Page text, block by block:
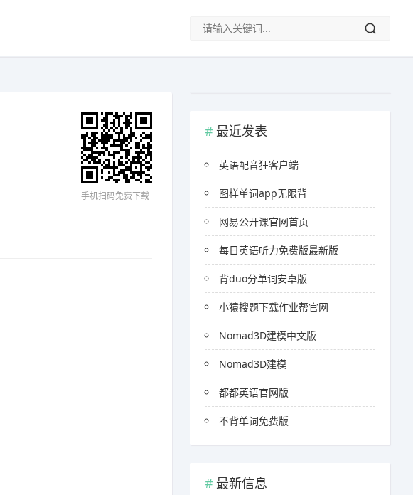
手机扫码免费下载
最近发表
英语配音狂客户端
图样单词app无限背
网易公开课官网首页
每日英语听力免费版最新版
背duo分单词安卓版
小猿搜题下载作业帮官网
Nomad3D建模中文版
Nomad3D建模
都都英语官网版
不背单词免费版
最新信息